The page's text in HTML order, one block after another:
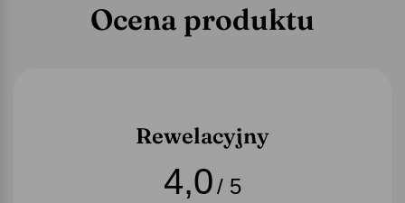
Ocena produktu
Rewelacyjny
4,0/ 5